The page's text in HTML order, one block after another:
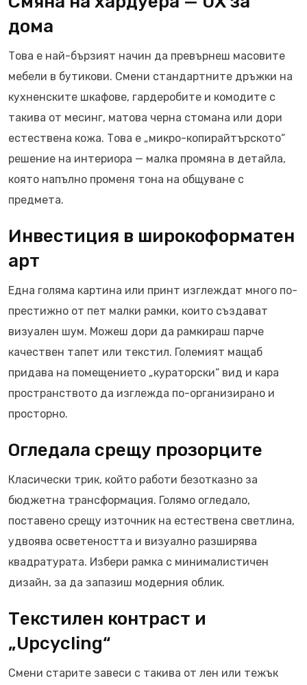
дома
Това е най-бързият начин да превърнеш масовите
мебели в бутикови. Смени стандартните дръжки на
кухненските шкафове, гардеробите и комодите с
такива от месинг, матова черна стомана или дори
естествена кожа. Това е „микро-копирайтърското“
решение на интериора — малка промяна в детайла,
която напълно променя тона на общуване с
предмета.
Инвестиция в широкоформатен
арт
Една голяма картина или принт изглеждат много по-
престижно от пет малки рамки, които създават
визуален шум. Можеш дори да рамкираш парче
качествен тапет или текстил. Големият мащаб
придава на помещението „кураторски“ вид и кара
пространството да изглежда по-организирано и
просторно.
Огледала срещу прозорците
Класически трик, който работи безотказно за
бюджетна трансформация. Голямо огледало,
поставено срещу източник на естествена светлина,
удвоява осветеността и визуално разширява
квадратурата. Избери рамка с минималистичен
дизайн, за да запазиш модерния облик.
Текстилен контраст и
„Upcycling“
Смени старите завеси с такива от лен или тежък